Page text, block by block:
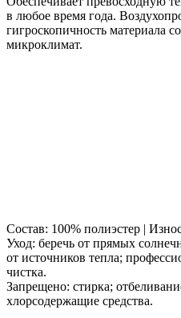
в любое время года.
гигроскопичность материала
микроклимат.
Состав: 100% полиэстер |
Уход: беречь от прямых
от источников тепла;
чистка.
Запрещено: стирка;
хлорсодержащие средства.